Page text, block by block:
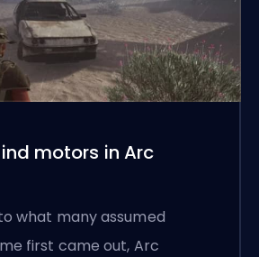
motors in Arc
what many assumed
first came out, Arc